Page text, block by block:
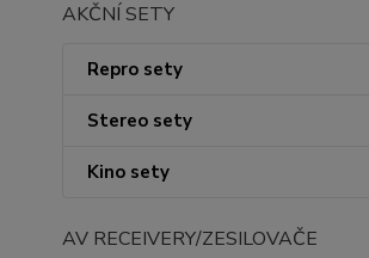
AKČNÍ SETY
Repro sety
Stereo sety
Kino sety
AV RECEIVERY/ZESILOVAČE